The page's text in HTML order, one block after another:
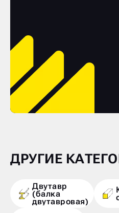
ДРУГИЕ
Двутавр
(балка
двутавровая)